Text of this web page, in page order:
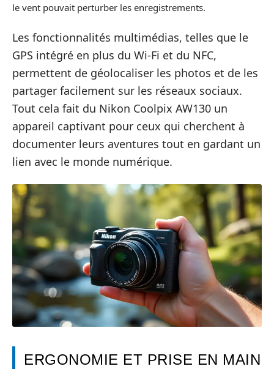
le vent pouvait perturber les enregistrements.
Les fonctionnalités multimédias, telles que le
GPS intégré en plus du Wi-Fi et du NFC,
permettent de géolocaliser les photos et de les
partager facilement sur les réseaux sociaux.
Tout cela fait du Nikon Coolpix AW130 un
appareil captivant pour ceux qui cherchent à
documenter leurs aventures tout en gardant un
lien avec le monde numérique.
ERGONOMIE ET PRISE EN MAIN